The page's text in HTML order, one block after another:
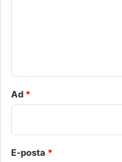
Ad *
E-posta *